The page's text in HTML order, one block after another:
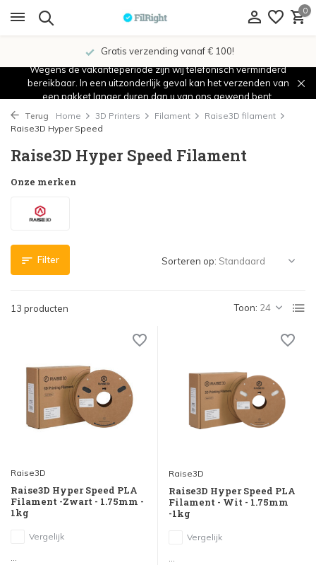
0
Gratis verzending vanaf € 100!
Wegens de vakantieperiode zijn wij telefonisch verminderd
bereikbaar. In een uitzonderlijk geval kan het verzenden van
een pakket langer duren dan u van ons gewend bent.
Terug Home 3D Printers Filament
Raise3D filament
Raise3D Hyper Speed
Raise3D Hyper Speed Filament
Onze merken
Filter
13 producten Toon:
Sorteren op:
Raise3D
Raise3D Hyper Speed PLA
Filament -Zwart - 1.75mm -
1kg
Vergelijk
Raise3D
Raise3D Hyper Speed PLA
Filament - Wit - 1.75mm
-1kg
Vergelijk